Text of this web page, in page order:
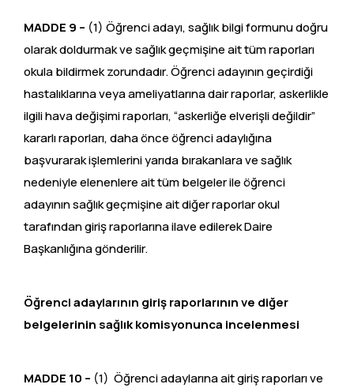
MADDE 9 – (1) Öğrenci adayı, sağlık bilgi formunu doğru
olarak doldurmak ve sağlık geçmişine ait tüm raporları
okula bildirmek zorundadır. Öğrenci adayının geçirdiği
hastalıklarına veya ameliyatlarına dair raporlar, askerlikle
ilgili hava değişimi raporları, “askerliğe elverişli değildir”
kararlı raporları, daha önce öğrenci adaylığına
başvurarak işlemlerini yarıda bırakanlara ve sağlık
nedeniyle elenenlere ait tüm belgeler ile öğrenci
adayının sağlık geçmişine ait diğer raporlar okul
tarafından giriş raporlarına ilave edilerek Daire
Başkanlığına gönderilir.
Öğrenci adaylarının giriş raporlarının ve diğer
belgelerinin sağlık komisyonunca incelenmesi
MADDE 10 – (1) Öğrenci adaylarına ait giriş raporları ve